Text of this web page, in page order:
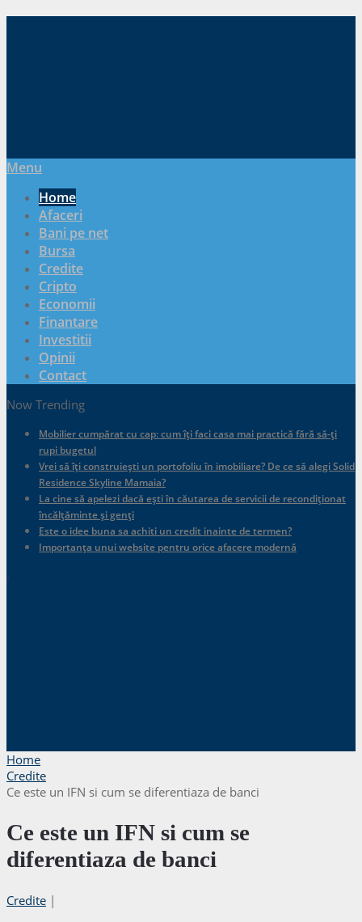
Menu
Home
Afaceri
Bani pe net
Bursa
Credite
Cripto
Economii
Finantare
Investitii
Opinii
Contact
Now Trending
Mobilier cumpărat cu cap: cum îți faci casa mai practică fără să-ți
rupi bugetul
Vrei să îți construiești un portofoliu în imobiliare? De ce să alegi Solid
Residence Skyline Mamaia?
La cine să apelezi dacă ești în căutarea de servicii de recondiționat
încălțăminte și genți
Este o idee buna sa achiti un credit inainte de termen?
Importanța unui website pentru orice afacere modernă
.
Home
Credite
Ce este un IFN si cum se diferentiaza de banci
Ce este un IFN si cum se
diferentiaza de banci
Credite |